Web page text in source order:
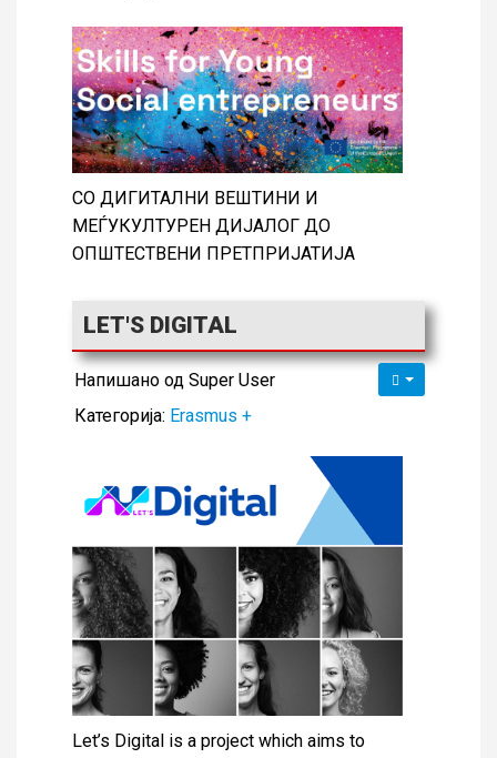
СО ДИГИТАЛНИ ВЕШТИНИ И
МЕЃУКУЛТУРЕН ДИЈАЛОГ ДО
ОПШТЕСТВЕНИ ПРЕТПРИЈАТИJA
LET'S DIGITAL
Напишано од Super User
Категорија: Erasmus +
Let’s Digital is a project which aims to